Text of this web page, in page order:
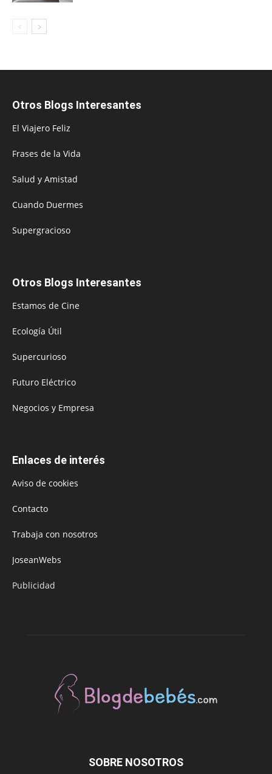
Otros Blogs Interesantes
El Viajero Feliz
Frases de la Vida
Salud y Amistad
Cuando Duermes
Supergracioso
Otros Blogs Interesantes
Estamos de Cine
Ecología Útil
Supercurioso
Futuro Eléctrico
Negocios y Empresa
Enlaces de interés
Aviso de cookies
Contacto
Trabaja con nosotros
JoseanWebs
Publicidad
SOBRE NOSOTROS